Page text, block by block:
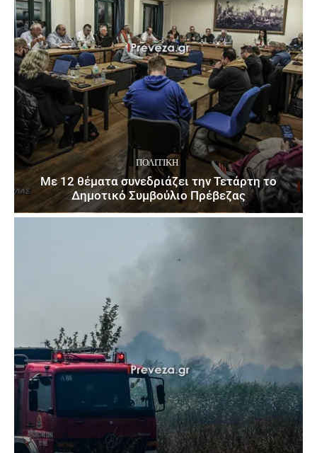
ΠΟΛΙΤΙΚΉ
Με 12 θέματα συνεδριάζει την Τετάρτη το
Δημοτικό Συμβούλιο Πρέβεζας